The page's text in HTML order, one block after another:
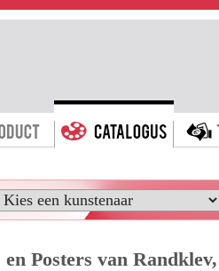
ONS PRODUCT
Posters van Randklev,